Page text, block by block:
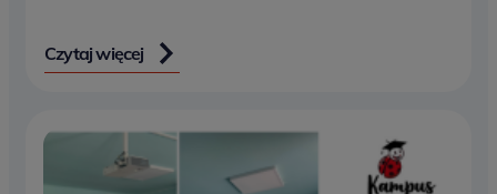
Czytaj więcej